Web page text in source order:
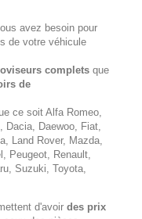
avez besoin pour
de votre véhicule
complets que
de
ce soit Alfa Romeo,
Dacia, Daewoo, Fiat,
Land Rover, Mazda,
Peugeot, Renault,
Suzuki, Toyota,
d'avoir des prix